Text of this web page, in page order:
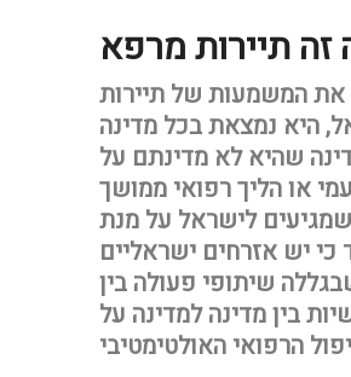
את המשמעות של תיירות
היא נמצאת בכל מדינה
שהיא לא מדינתם על
או הליך רפואי ממושך
שמגיעים לישראל על מנת
כי יש אזרחים ישראליים
שיתופי פעולה בין
בין מדינה למדינה על